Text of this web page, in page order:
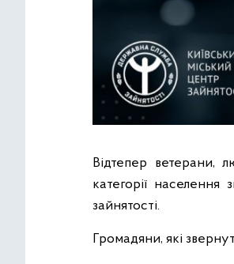
Відтепер ветерани,
категорії
зайнятості.
Громадяни, які